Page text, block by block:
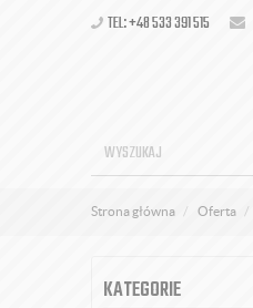
TEL: +48 533 391 515
Strona główna Oferta
KATEGORIE